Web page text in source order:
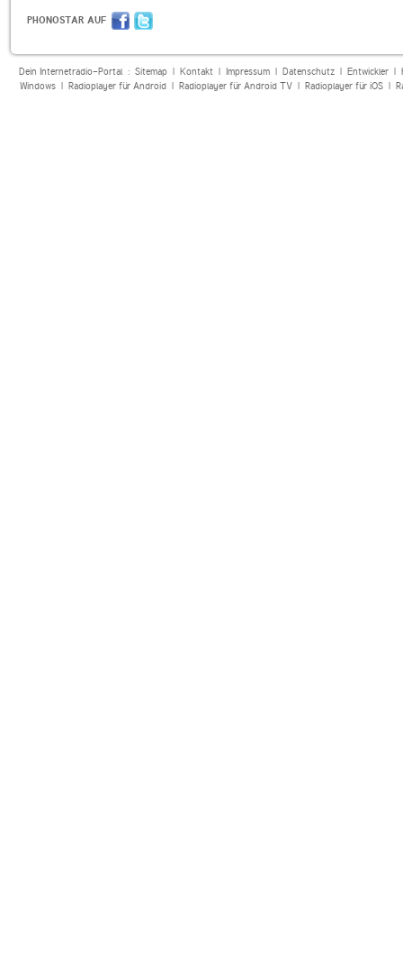
PHONOSTAR AUF
Dein Internetradio-Portal : Sitemap| Kontakt| Impressum| Datenschutz| Entwickler|
Windows| Radioplayer für Android| Radioplayer für Android TV| Radioplayer für iOS|